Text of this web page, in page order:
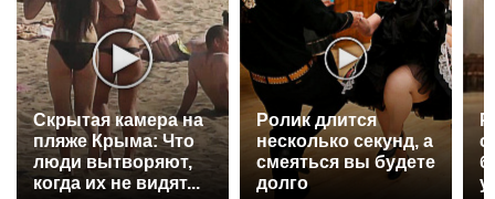
Скрытая камера на
пляже Крыма: Что
люди вытворяют,
когда их не видят...
Ролик длится
несколько секунд, а
смеяться вы будете
долго